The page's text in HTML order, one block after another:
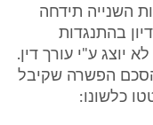
השנייה תידחה
בהתנגדות
(שהינו כבן 80 שנים) לא יוצג ע"י עורך דין.
הסכם הפשרה שקיבל
כלשונו: